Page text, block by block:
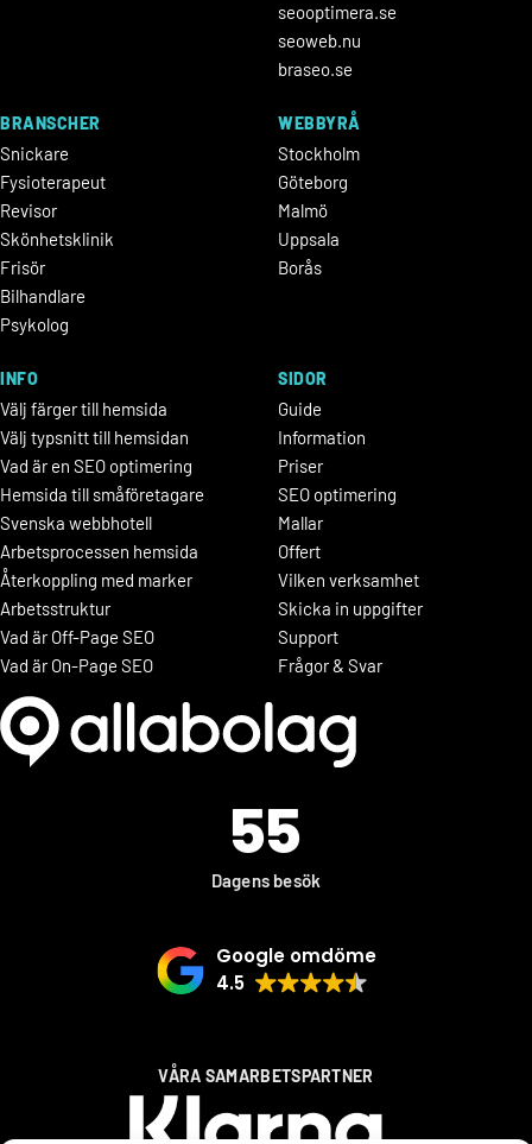
seooptimera.se
seoweb.nu
braseo.se
BRANSCHER
Snickare
Fysioterapeut
Revisor
Skönhetsklinik
Frisör
Bilhandlare
Psykolog
WEBBYRÅ
Stockholm
Göteborg
Malmö
Uppsala
Borås
INFO
Välj färger till hemsida
Välj typsnitt till hemsidan
Vad är en SEO optimering
Hemsida till småföretagare
Svenska webbhotell
Arbetsprocessen hemsida
Återkoppling med marker
Arbetsstruktur
Vad är Off-Page SEO
Vad är On-Page SEO
SIDOR
Guide
Information
Priser
SEO optimering
Mallar
Offert
Vilken verksamhet
Skicka in uppgifter
Support
Frågor & Svar
55
Dagens besök
Google omdöme
4.5
VÅRA SAMARBETSPARTNER